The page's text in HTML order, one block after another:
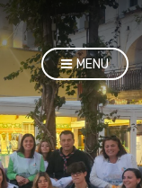
MENU